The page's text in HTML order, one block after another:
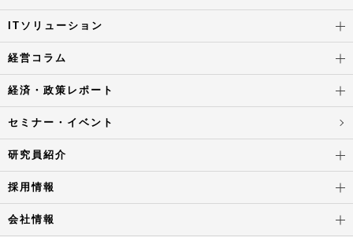
ITソリューション
経営コラム
経済・政策レポート
セミナー・イベント
研究員紹介
採用情報
会社情報